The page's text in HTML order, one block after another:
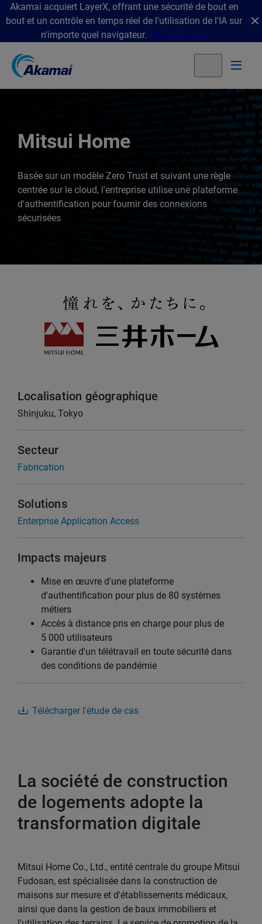
Akamai acquiert LayerX, offrant une sécurité de bout en
bout et un contrôle en temps réel de l'utilisation de l'IA sur
n'importe quel navigateur. En savoir plus
Mitsui Home
Basée sur un modèle Zero Trust et suivant une règle
centrée sur le cloud, l'entreprise utilise une plateforme
d'authentification pour fournir des connexions
sécurisées
La société de construction
de logements adopte la
transformation digitale
Mitsui Home Co., Ltd., entité centrale du groupe Mitsui
Fudosan, est spécialisée dans la construction de
maisons sur mesure et d'établissements médicaux,
ainsi que dans la gestion de baux immobiliers et
Localisation géographique
Shinjuku, Tokyo
Secteur
Fabrication
Solutions
Enterprise Application Access
Impacts majeurs
Mise en œuvre d'une plateforme
d'authentification pour plus de 80 systèmes
métiers
Accès à distance pris en charge pour plus de
5 000 utilisateurs
Garantie d'un télétravail en toute sécurité dans
des conditions de pandémie
Télécharger l'étude de cas